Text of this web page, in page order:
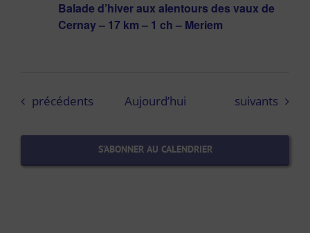
Balade d’hiver aux alentours des vaux de
Cernay – 17 km – 1 ch – Meriem
Évènements
précédents Aujourd’hui Évènements
suivants
S’ABONNER AU CALENDRIER